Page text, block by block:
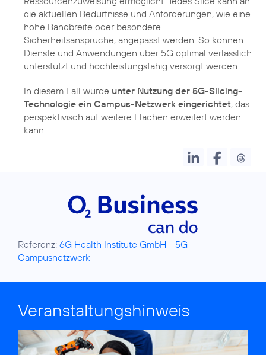
die aktuellen Bedürfnisse und Anforderungen, wie eine
hohe Bandbreite oder besondere
Sicherheitsansprüche, angepasst werden. So können
Dienste und Anwendungen über 5G optimal verlässlich
unterstützt und hochleistungsfähig versorgt werden.
In diesem Fall wurde unter Nutzung der 5G-Slicing-
Technologie ein Campus-Netzwerk eingerichtet, das
perspektivisch auf weitere Flächen erweitert werden
kann.
Referenz: 6G Health Institute GmbH - 5G
Campusnetzwerk
Veranstaltungshinweis